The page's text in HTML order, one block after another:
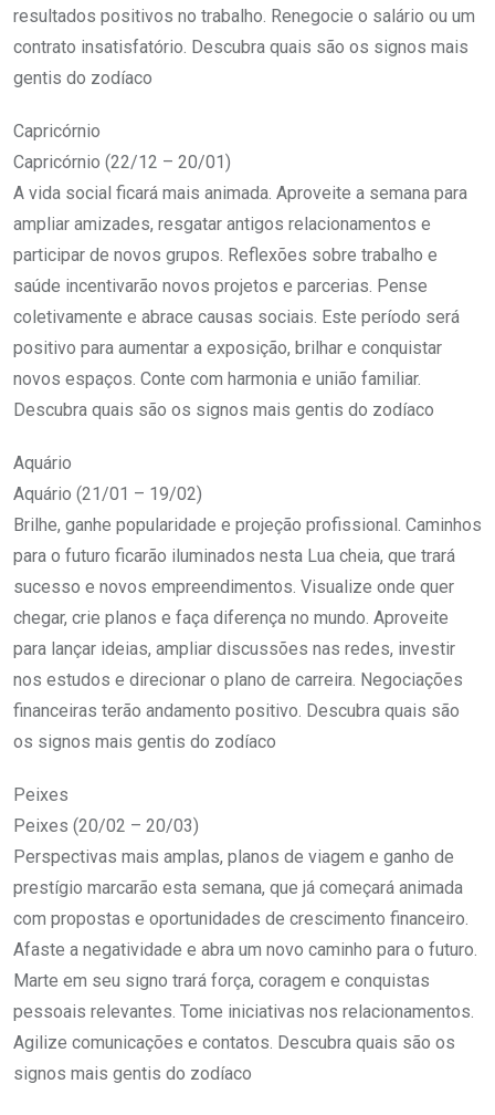
resultados positivos no trabalho. Renegocie o salário ou um
contrato insatisfatório. Descubra quais são os signos mais
gentis do zodíaco
Capricórnio
Capricórnio (22/12 – 20/01)
A vida social ficará mais animada. Aproveite a semana para
ampliar amizades, resgatar antigos relacionamentos e
participar de novos grupos. Reflexões sobre trabalho e
saúde incentivarão novos projetos e parcerias. Pense
coletivamente e abrace causas sociais. Este período será
positivo para aumentar a exposição, brilhar e conquistar
novos espaços. Conte com harmonia e união familiar.
Descubra quais são os signos mais gentis do zodíaco
Aquário
Aquário (21/01 – 19/02)
Brilhe, ganhe popularidade e projeção profissional. Caminhos
para o futuro ficarão iluminados nesta Lua cheia, que trará
sucesso e novos empreendimentos. Visualize onde quer
chegar, crie planos e faça diferença no mundo. Aproveite
para lançar ideias, ampliar discussões nas redes, investir
nos estudos e direcionar o plano de carreira. Negociações
financeiras terão andamento positivo. Descubra quais são
os signos mais gentis do zodíaco
Peixes
Peixes (20/02 – 20/03)
Perspectivas mais amplas, planos de viagem e ganho de
prestígio marcarão esta semana, que já começará animada
com propostas e oportunidades de crescimento financeiro.
Afaste a negatividade e abra um novo caminho para o futuro.
Marte em seu signo trará força, coragem e conquistas
pessoais relevantes. Tome iniciativas nos relacionamentos.
Agilize comunicações e contatos. Descubra quais são os
signos mais gentis do zodíaco